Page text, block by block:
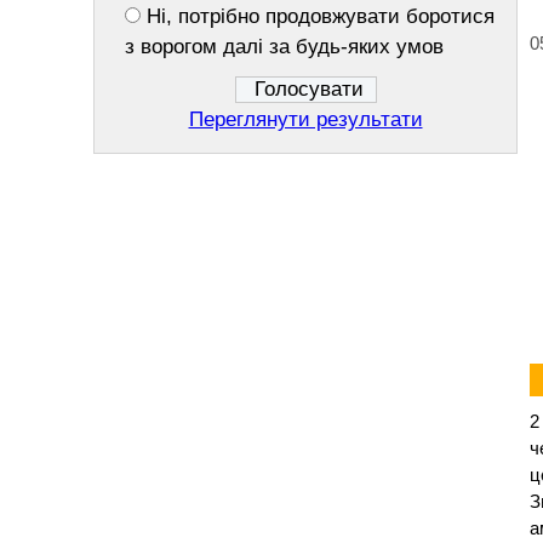
09:04
Майже у кожному п’ятому
закладі освіти Черкащини
виявили порушення в
організації харчування
05 серпня 2026, середа
Ні, потрібно продовжувати боротися
з ворогом далі за будь-яких умов
Переглянути результати